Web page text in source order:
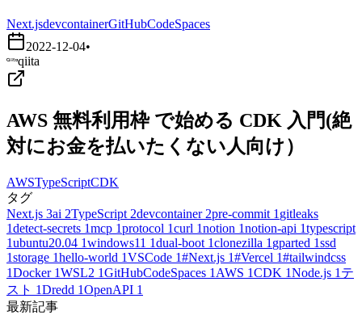
Next.jsdevcontainerGitHubCodeSpaces
2022-12-04•
qiita
AWS 無料利用枠 で始める CDK 入門(絶
対にお金を払いたくない人向け）
AWSTypeScriptCDK
タグ
Next.js 3ai 2TypeScript 2devcontainer 2pre-commit 1 gitleaks
1detect-secrets 1mcp 1protocol 1curl 1notion 1notion-api 1typescript
1ubuntu20.04 1windows11 1dual-boot 1clonezilla 1 gparted 1ssd
1storage 1hello-world 1VSCode 1#Next.js 1#Vercel 1#tailwindcss
1Docker 1WSL2 1GitHubCodeSpaces 1 AWS 1CDK 1Node.js 1 テ
スト 1Dredd 1OpenAPI 1
最新記事